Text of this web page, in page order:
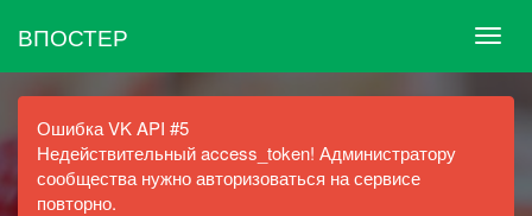
ВПОСТЕР
Ошибка VK API #5
Недействительный access_token! Администратору
сообщества нужно авторизоваться на сервисе
повторно.